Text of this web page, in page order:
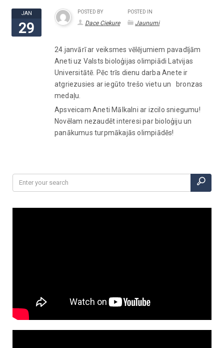
JAN
29
POSTED BY
Dace Ciekure
POSTED IN
Jaunumi
24.janvārī ar veiksmes vēlējumiem pavadījām
Aneti uz Valsts bioloģijas olimpiādi Latvijas
Universitātē. Pēc trīs dienu darba Anete ir
atgriezusies ar iegūto trešo vietu un bronzas
medaļu.
Apsveicam Aneti Mālkalni ar izcilo sniegumu!
Novēlam nezaudēt interesi par bioloģiju un
panākumus turpmākajās olimpiādēs!